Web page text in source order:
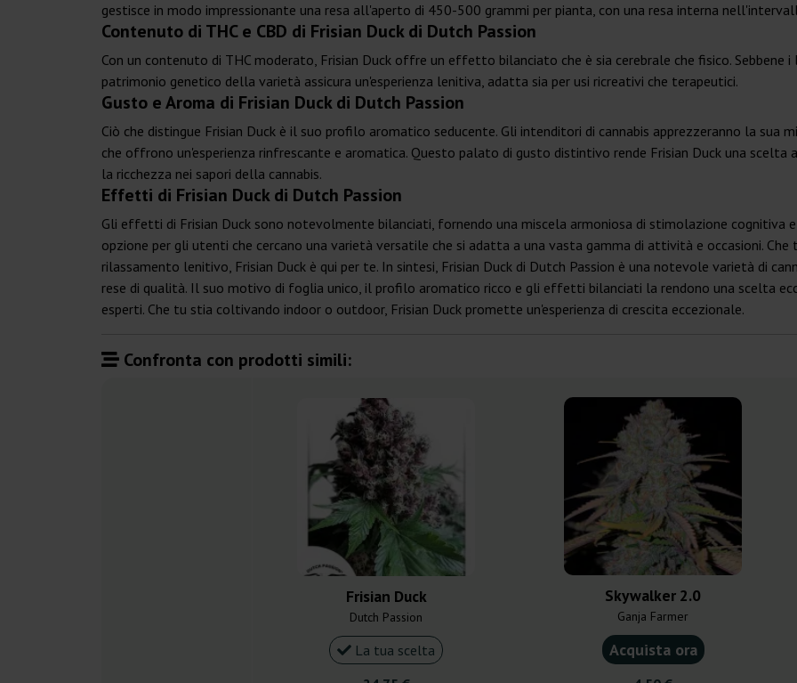
gestisce in modo impressionante una resa all'aperto di 450-500 grammi per pianta, con una resa interna
Contenuto di THC e CBD di Frisian Duck di Dutch Passion
Con un contenuto di THC moderato, Frisian Duck offre un effetto bilanciato che è sia cerebrale che fisico. Sebbene
patrimonio genetico della varietà assicura un'esperienza lenitiva, adatta sia per usi ricreativi che terapeutici.
Gusto e Aroma di Frisian Duck di Dutch Passion
Ciò che distingue Frisian Duck è il suo profilo aromatico seducente. Gli intenditori di cannabis apprezzeranno la sua
che offrono un'esperienza rinfrescante e aromatica. Questo palato di gusto distintivo rende Frisian Duck una
la ricchezza nei sapori della cannabis.
Effetti di Frisian Duck di Dutch Passion
Gli effetti di Frisian Duck sono notevolmente bilanciati, fornendo una miscela armoniosa di stimolazione cognitiva
opzione per gli utenti che cercano una varietà versatile che si adatta a una vasta gamma di attività e occasioni.
rilassamento lenitivo, Frisian Duck è qui per te. In sintesi, Frisian Duck di Dutch Passion è una notevole varietà di
rese di qualità. Il suo motivo di foglia unico, il profilo aromatico ricco e gli effetti bilanciati la rendono una scelta
esperti. Che tu stia coltivando indoor o outdoor, Frisian Duck promette un'esperienza di crescita eccezionale.
Confronta con prodotti simili:
Frisian Duck
Dutch Passion
La tua scelta
Skywalker 2.0
Ganja Farmer
Acquista ora